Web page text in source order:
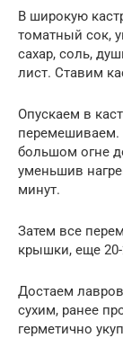
В широкую
томатный сок,
сахар, соль,
лист. Ставим
Опускаем в
перемешиваем.
большом огне
уменьшив
минут.
Затем все
крышки, еще
Достаем
сухим, ранее
герметично